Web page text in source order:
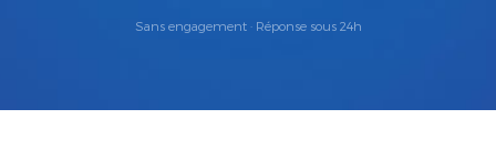
Sans engagement · Réponse sous 24h